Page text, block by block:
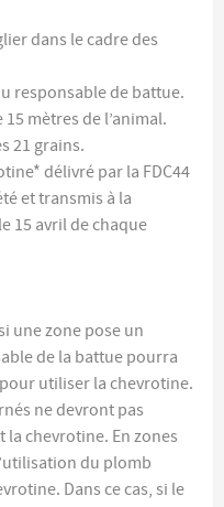
dans le cadre des
responsable de battue.
mètres de l’animal.
21 grains.
délivré par la FDC44
et transmis à la
15 avril de chaque
une zone pose un
de la battue pourra
utiliser la chevrotine.
ne devront pas
chevrotine. En zones
du plomb
Dans ce cas, si le